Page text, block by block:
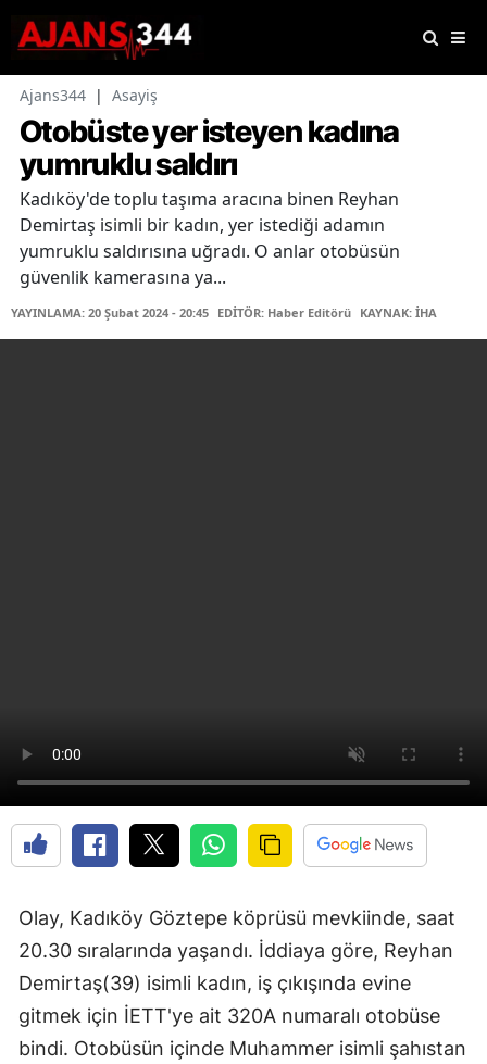
Ajans344 | Asayiş
Otobüste yer isteyen kadına
yumruklu saldırı
Kadıköy'de toplu taşıma aracına binen Reyhan
Demirtaş isimli bir kadın, yer istediği adamın
yumruklu saldırısına uğradı. O anlar otobüsün
güvenlik kamerasına ya...
YAYINLAMA: 20 Şubat 2024 - 20:45 EDİTÖR: Haber Editörü KAYNAK: İHA
Olay, Kadıköy Göztepe köprüsü mevkiinde, saat
20.30 sıralarında yaşandı. İddiaya göre, Reyhan
Demirtaş(39) isimli kadın, iş çıkışında evine
gitmek için İETT'ye ait 320A numaralı otobüse
bindi. Otobüsün içinde Muhammer isimli şahıstan